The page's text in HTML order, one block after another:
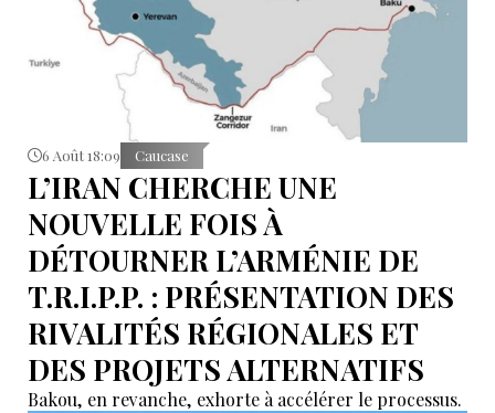
6 Août 18:09 Caucase
L’IRAN CHERCHE UNE
NOUVELLE FOIS À
DÉTOURNER L’ARMÉNIE DE
T.R.I.P.P. : PRÉSENTATION DES
RIVALITÉS RÉGIONALES ET
DES PROJETS ALTERNATIFS
Bakou, en revanche, exhorte à accélérer le processus.